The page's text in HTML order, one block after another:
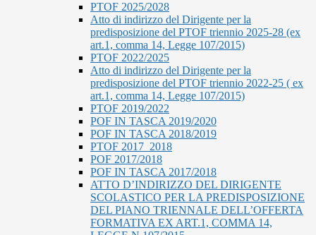
PTOF 2025/2028
Atto di indirizzo del Dirigente per la
predisposizione del PTOF triennio 2025-28 (ex
art.1, comma 14, Legge 107/2015)
PTOF 2022/2025
Atto di indirizzo del Dirigente per la
predisposizione del PTOF triennio 2022-25 ( ex
art.1, comma 14, Legge 107/2015)
PTOF 2019/2022
POF IN TASCA 2019/2020
POF IN TASCA 2018/2019
PTOF 2017_2018
POF 2017/2018
POF IN TASCA 2017/2018
ATTO D’INDIRIZZO DEL DIRIGENTE
SCOLASTICO PER LA PREDISPOSIZIONE
DEL PIANO TRIENNALE DELL’OFFERTA
FORMATIVA EX ART.1, COMMA 14,